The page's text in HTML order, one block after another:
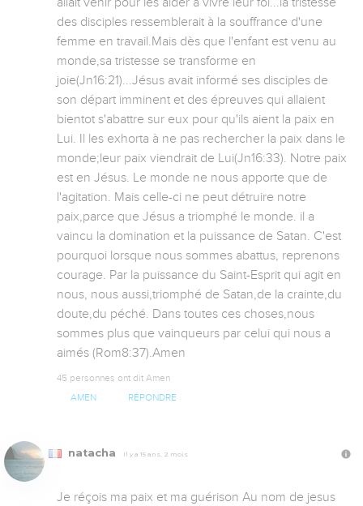
des disciples ressemblerait à la souffrance d'une
femme en travail.Mais dès que l'enfant est venu au
monde,sa tristesse se transforme en
joie(Jn16:21)...Jésus avait informé ses disciples de
son départ imminent et des épreuves qui allaient
bientot s'abattre sur eux pour qu'ils aient la paix en
Lui. Il les exhorta à ne pas rechercher la paix dans le
monde;leur paix viendrait de Lui(Jn16:33). Notre paix
est en Jésus. Le monde ne nous apporte que de
l'agitation. Mais celle-ci ne peut détruire notre
paix,parce que Jésus a triomphé le monde. il a
vaincu la domination et la puissance de Satan. C'est
pourquoi lorsque nous sommes abattus, reprenons
courage. Par la puissance du Saint-Esprit qui agit en
nous, nous aussi,triomphé de Satan,de la crainte,du
doute,du péché. Dans toutes ces choses,nous
sommes plus que vainqueurs par celui qui nous a
aimés (Rom8:37).Amen
45 personnes ont dit Amen
AMEN RÉPONDRE
natacha Il y a 15 ans, 2 mois
Je réçois ma paix et ma guérison Au nom de jesus